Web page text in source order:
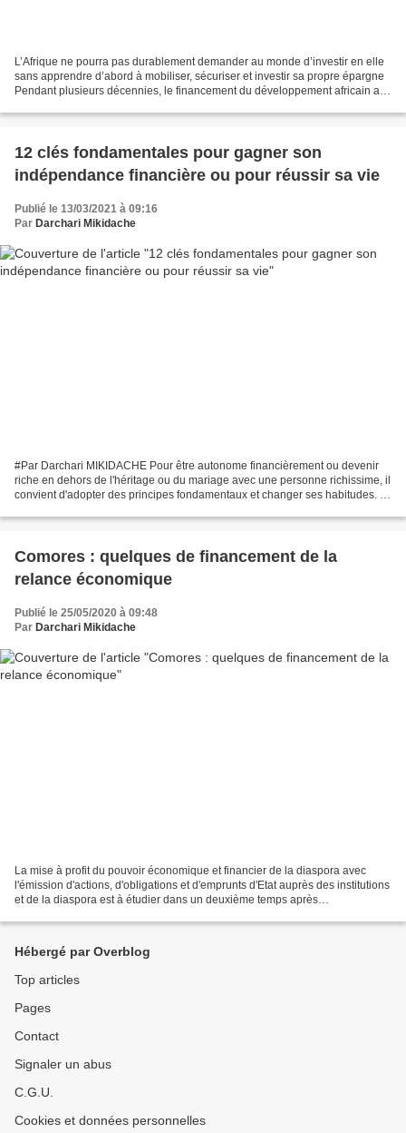
L’Afrique ne pourra pas durablement demander au monde d’investir en elle
sans apprendre d’abord à mobiliser, sécuriser et investir sa propre épargne
Pendant plusieurs décennies, le financement du développement africain a
12 clés fondamentales pour gagner son
indépendance financière ou pour réussir sa vie
Publié le 13/03/2021 à 09:16
Par Darchari Mikidache
#Par Darchari MIKIDACHE Pour être autonome financièrement ou devenir
riche en dehors de l'héritage ou du mariage avec une personne richissime, il
convient d'adopter des principes fondamentaux et changer ses habitudes. 1.
Comores : quelques de financement de la
relance économique
Publié le 25/05/2020 à 09:48
Par Darchari Mikidache
La mise à profit du pouvoir économique et financier de la diaspora avec
l'émission d'actions, d'obligations et d'emprunts d'Etat auprès des institutions
et de la diaspora est à étudier dans un deuxième temps après
Hébergé par Overblog
Top articles
Pages
Contact
Signaler un abus
C.G.U.
Cookies et données personnelles